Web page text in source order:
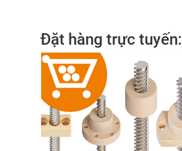
Đặt hàng trực tuyến: